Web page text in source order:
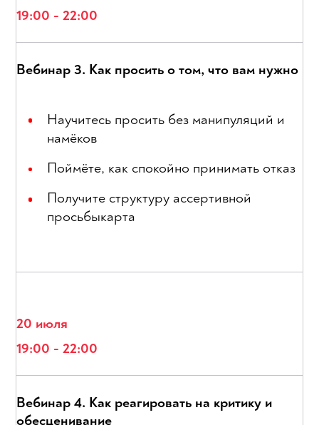
19:00 - 22:00
Вебинар 3. Как просить о том, что вам нужно
Научитесь просить без манипуляций и
намёков
Поймёте, как спокойно принимать отказ
Получите структуру ассертивной
просьбыкарта
20 июля
19:00 - 22:00
Вебинар 4. Как реагировать на критику и
обесценивание